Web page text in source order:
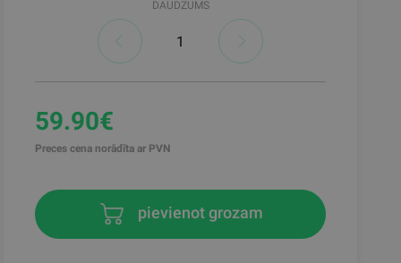
DAUDZUMS
59.90€
Preces cena norādīta ar PVN
pievienot grozam